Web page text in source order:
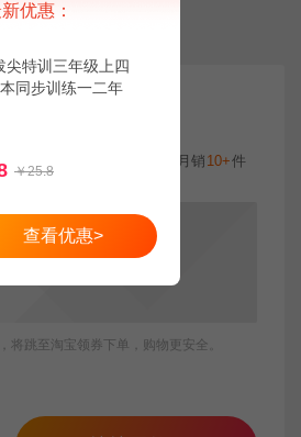
课时作业本
月销 10+件
16.3
将跳至淘宝领券下单，购物更安全。
优惠：
尖特训三年级上四
同步训练一二年
￥25.8
查看优惠>